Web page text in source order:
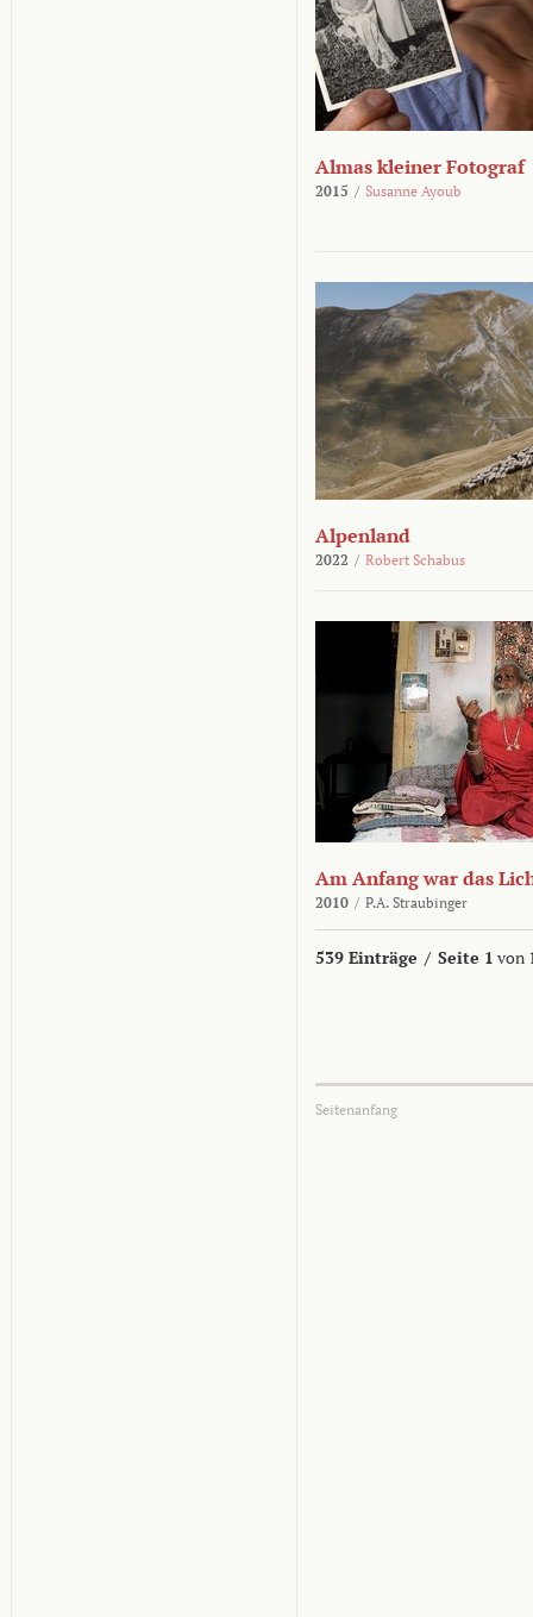
Almas kleiner Fotograf
2015 / Susanne Ayoub
Alpenland
2022 / Robert Schabus
Am Anfang war das
2010 / P.A. Straubinger
539 Einträge / Seite 1 von
Seitenanfang